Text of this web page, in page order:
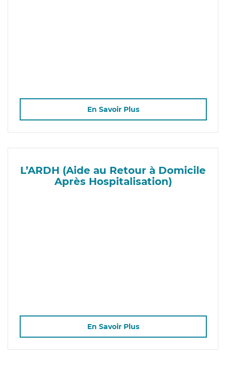
En Savoir Plus
L’ARDH (Aide au Retour à Domicile
Après Hospitalisation)
En Savoir Plus